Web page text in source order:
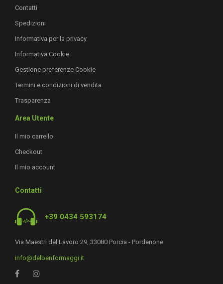
Contatti
Spedizioni
Informativa per la privacy
Informativa Cookie
Gestione preferenze Cookie
Termini e condizioni di vendita
Trasparenza
Area Utente
Il mio carrello
Checkout
Il mio account
Contatti
+39 0434 593174
Via Maestri del Lavoro 29, 33080 Porcia - Pordenone
info@delbenformaggi.it